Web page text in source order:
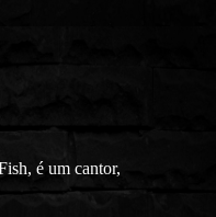
é um cantor,